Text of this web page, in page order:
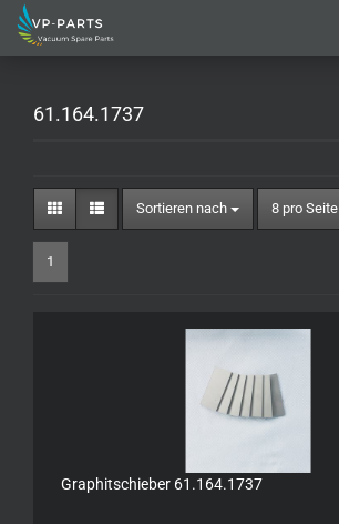
61.164.1737
Sortieren nach
Sortieren nach 8 pro Seite
pro Seite
1
Graphitschieber 61.164.1737